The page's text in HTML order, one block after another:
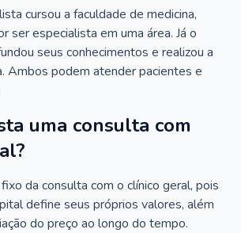
cursou a faculdade de medicina,
ser especialista em uma área. Já o
seus conhecimentos e realizou a
Ambos podem atender pacientes e
uma consulta com
da consulta com o clínico geral, pois
define seus próprios valores, além
do preço ao longo do tempo.